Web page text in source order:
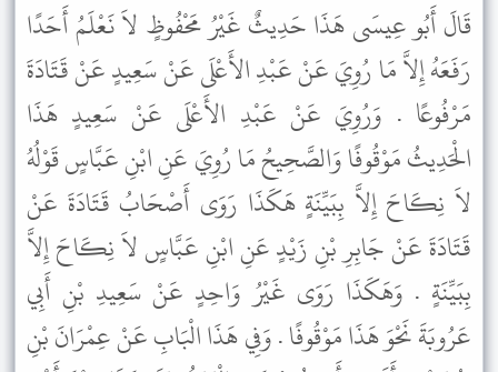
قَالَ أَبُو عِيسَى هَذَا حَدِيثٌ غَيْرُ مَحْفُوظٍ لاَ نَعْلَمُ أَحَدًا
رَفَعَهُ إِلاَّ مَا رُوِيَ عَنْ عَبْدِ الأَعْلَى عَنْ سَعِيدٍ عَنْ قَتَادَةَ
مَرْفُوعًا . وَرُوِيَ عَنْ عَبْدِ الأَعْلَى عَنْ سَعِيدٍ هَذَا
الْحَدِيثُ مَوْقُوفًا وَالصَّحِيحُ مَا رُوِيَ عَنِ ابْنِ عَبَّاسٍ قَوْلُهُ
لاَ نِكَاحَ إِلاَّ بِبَيِّنَةٍ هَكَذَا رَوَى أَصْحَابُ قَتَادَةَ عَنْ
قَتَادَةَ عَنْ جَابِرِ بْنِ زَيْدٍ عَنِ ابْنِ عَبَّاسٍ لاَ نِكَاحَ إِلاَّ
بِبَيِّنَةٍ . وَهَكَذَا رَوَى غَيْرُ وَاحِدٍ عَنْ سَعِيدِ بْنِ أَبِي
عَرُوبَةَ نَحْوَ هَذَا مَوْقُوفًا . وَفِي هَذَا الْبَابِ عَنْ عِمْرَانَ بْنِ